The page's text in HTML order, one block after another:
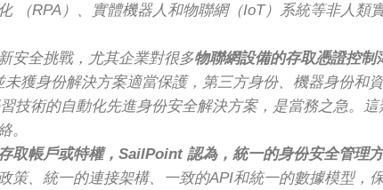
（RPA）、實體機器人和物聯網（IoT）系統等非人類
安全挑戰，尤其企業對很多物聯網設備的存取憑證控
獲身份解決方案適當保護，第三方身份、機器身份和
技術的自動化先進身份安全解決方案，是當務之急。
。
取帳戶或特權，SailPoint 認為，統一的身份安全管理
策、統一的連接架構、一致的API和統一的數據模型，